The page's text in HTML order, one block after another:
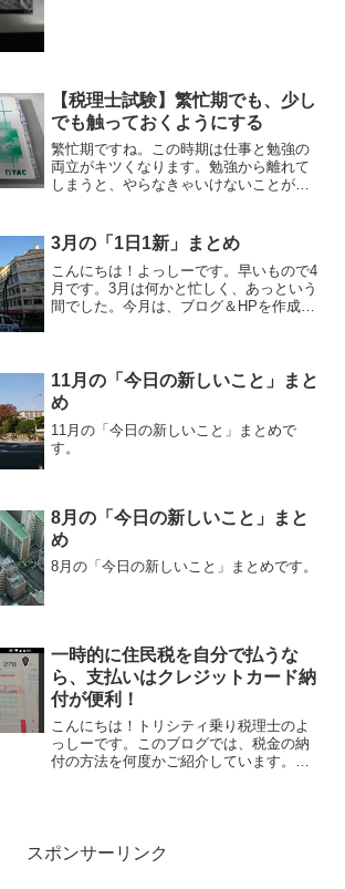
【税理士試験】繁忙期でも、少し
でも触っておくようにする
繁忙期ですね。この時期は仕事と勉強の
両立がキツくなります。勉強から離れて
しまうと、やらなきゃいけないことが溜
3月の「1日1新」まとめ
こんにちは！よっしーです。早いもので4
月です。3月は何かと忙しく、あっという
間でした。今月は、ブログ＆HPを作成し
日1新」をダイ...
11月の「今日の新しいこと」まと
め
11月の「今日の新しいこと」まとめで
す。
8月の「今日の新しいこと」まと
め
8月の「今日の新しいこと」まとめです。
一時的に住民税を自分で払うな
ら、支払いはクレジットカード納
付が便利！
こんにちは！トリシティ乗り税理士のよ
っしーです。このブログでは、税金の納
付の方法を何度かご紹介しています。今
スポンサーリンク